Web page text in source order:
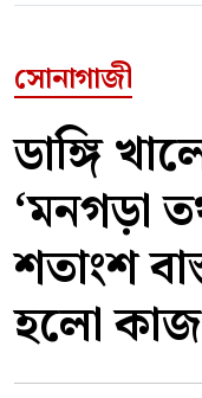
সোনাগাজী
ডাঙ্গি
‘মনগড়া
শতাংশ
হলো